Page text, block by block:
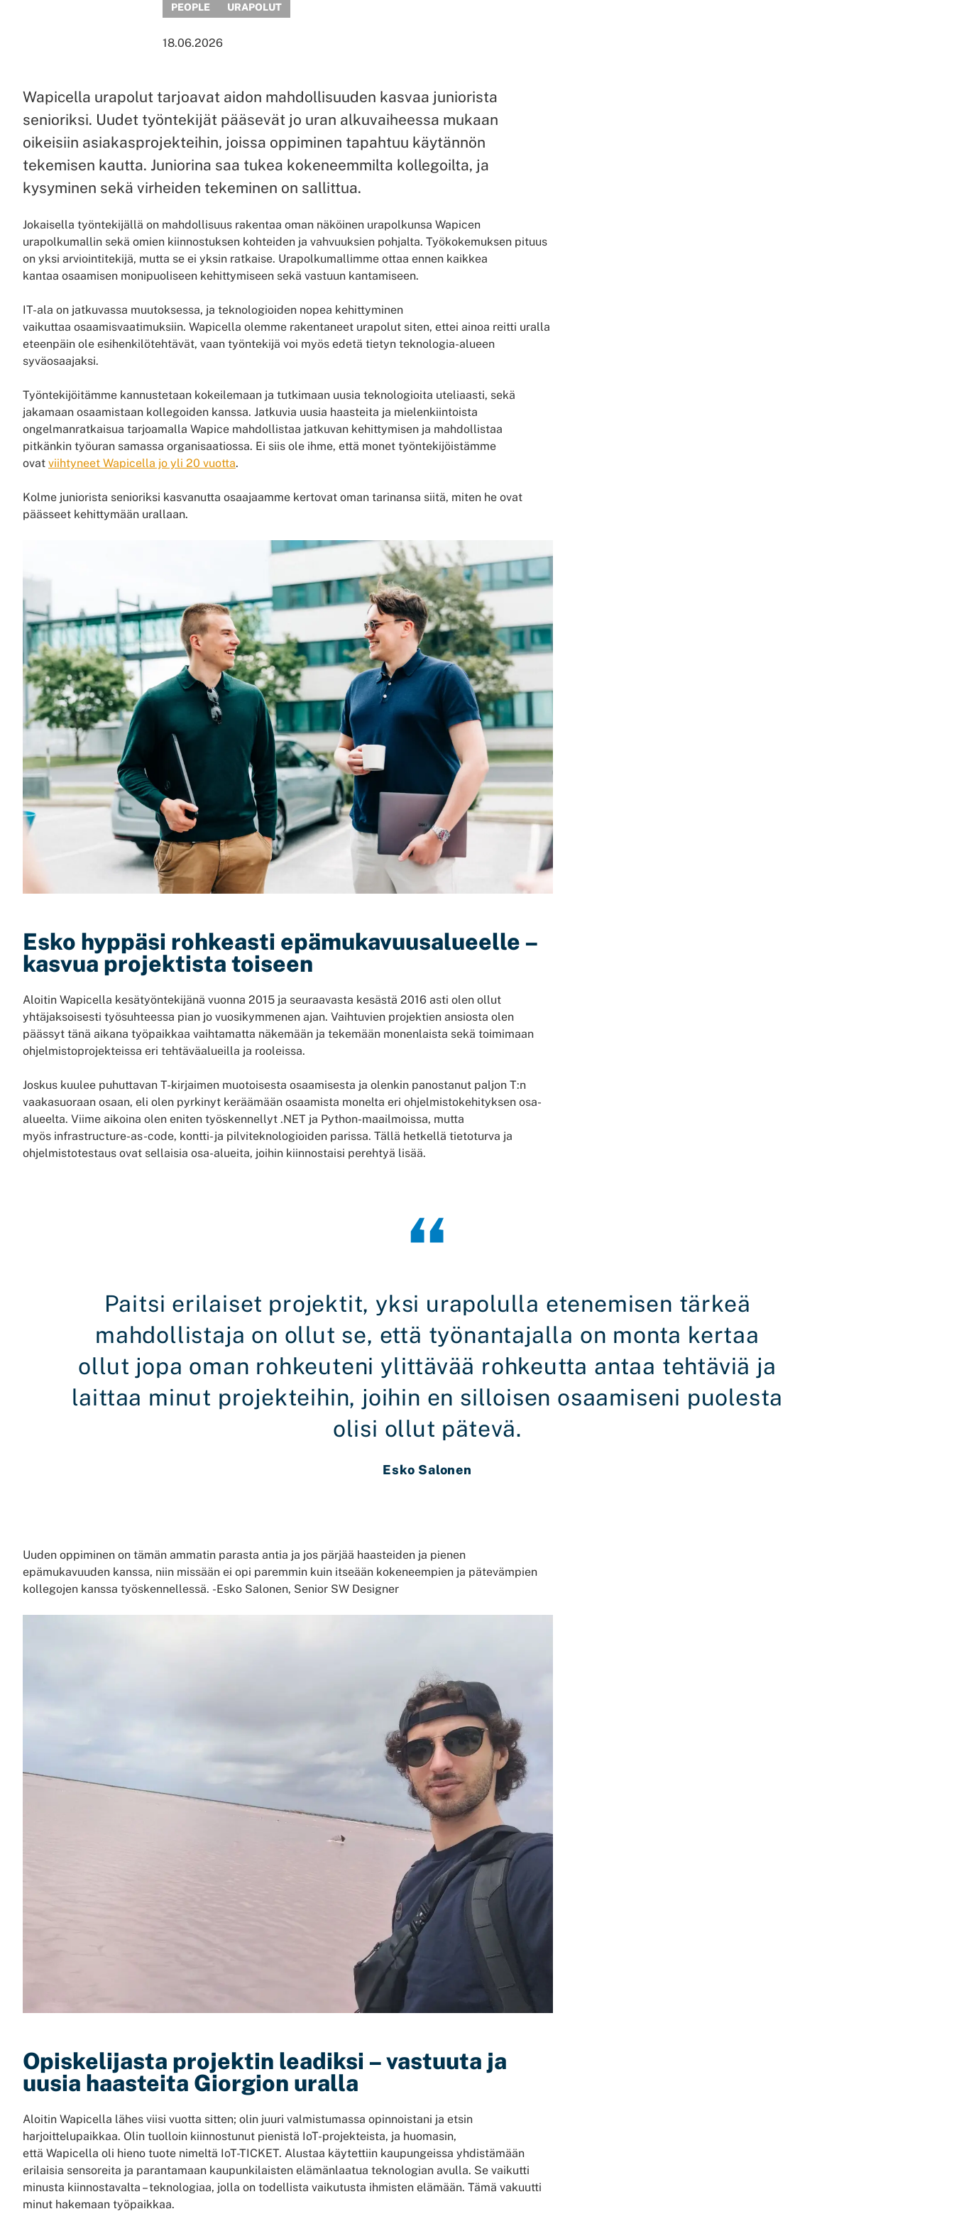
PEOPLE URAPOLUT
18.06.2026
Wapicella urapolut tarjoavat aidon mahdollisuuden kasvaa juniorista
senioriksi. Uudet työntekijät pääsevät jo uran alkuvaiheessa mukaan
oikeisiin asiakasprojekteihin, joissa oppiminen tapahtuu käytännön
tekemisen kautta. Juniorina saa tukea kokeneemmilta kollegoilta, ja
kysyminen sekä virheiden tekeminen on sallittua.
Jokaisella työntekijällä on mahdollisuus rakentaa oman näköinen urapolkunsa Wapicen
urapolkumallin sekä omien kiinnostuksen kohteiden ja vahvuuksien pohjalta. Työkokemuksen pituus
on yksi arviointitekijä, mutta se ei yksin ratkaise. Urapolkumallimme ottaa ennen kaikkea
kantaa osaamisen monipuoliseen kehittymiseen sekä vastuun kantamiseen.
IT-ala on jatkuvassa muutoksessa, ja teknologioiden nopea kehittyminen
vaikuttaa osaamisvaatimuksiin. Wapicella olemme rakentaneet urapolut siten, ettei ainoa reitti uralla
eteenpäin ole esihenkilötehtävät, vaan työntekijä voi myös edetä tietyn teknologia-alueen
syväosaajaksi.
Työntekijöitämme kannustetaan kokeilemaan ja tutkimaan uusia teknologioita uteliaasti, sekä
jakamaan osaamistaan kollegoiden kanssa. Jatkuvia uusia haasteita ja mielenkiintoista
ongelmanratkaisua tarjoamalla Wapice mahdollistaa jatkuvan kehittymisen ja mahdollistaa
pitkänkin työuran samassa organisaatiossa. Ei siis ole ihme, että monet työntekijöistämme
ovat viihtyneet Wapicella jo yli 20 vuotta.
Kolme juniorista senioriksi kasvanutta osaajaamme kertovat oman tarinansa siitä, miten he ovat
päässeet kehittymään urallaan.
Esko hyppäsi rohkeasti epämukavuusalueelle –
kasvua projektista toiseen
Aloitin Wapicella kesätyöntekijänä vuonna 2015 ja seuraavasta kesästä 2016 asti olen ollut
yhtäjaksoisesti työsuhteessa pian jo vuosikymmenen ajan. Vaihtuvien projektien ansiosta olen
päässyt tänä aikana työpaikkaa vaihtamatta näkemään ja tekemään monenlaista sekä toimimaan
ohjelmistoprojekteissa eri tehtäväalueilla ja rooleissa.
Joskus kuulee puhuttavan T-kirjaimen muotoisesta osaamisesta ja olenkin panostanut paljon T:n
vaakasuoraan osaan, eli olen pyrkinyt keräämään osaamista monelta eri ohjelmistokehityksen osa-
alueelta. Viime aikoina olen eniten työskennellyt .NET ja Python-maailmoissa, mutta
myös infrastructure-as-code, kontti- ja pilviteknologioiden parissa. Tällä hetkellä tietoturva ja
ohjelmistotestaus ovat sellaisia osa-alueita, joihin kiinnostaisi perehtyä lisää.
Paitsi erilaiset projektit, yksi urapolulla etenemisen tärkeä
mahdollistaja on ollut se, että työnantajalla on monta kertaa
ollut jopa oman rohkeuteni ylittävää rohkeutta antaa tehtäviä ja
laittaa minut projekteihin, joihin en silloisen osaamiseni puolesta
olisi ollut pätevä.
Esko Salonen
Uuden oppiminen on tämän ammatin parasta antia ja jos pärjää haasteiden ja pienen
epämukavuuden kanssa, niin missään ei opi paremmin kuin itseään kokeneempien ja pätevämpien
kollegojen kanssa työskennellessä. -Esko Salonen, Senior SW Designer
Opiskelijasta projektin leadiksi – vastuuta ja
uusia haasteita Giorgion uralla
Aloitin Wapicella lähes viisi vuotta sitten; olin juuri valmistumassa opinnoistani ja etsin
harjoittelupaikkaa. Olin tuolloin kiinnostunut pienistä IoT-projekteista, ja huomasin,
että Wapicella oli hieno tuote nimeltä IoT-TICKET. Alustaa käytettiin kaupungeissa yhdistämään
erilaisia sensoreita ja parantamaan kaupunkilaisten elämänlaatua teknologian avulla. Se vaikutti
minusta kiinnostavalta – teknologiaa, jolla on todellista vaikutusta ihmisten elämään. Tämä vakuutti
minut hakemaan työpaikkaa.